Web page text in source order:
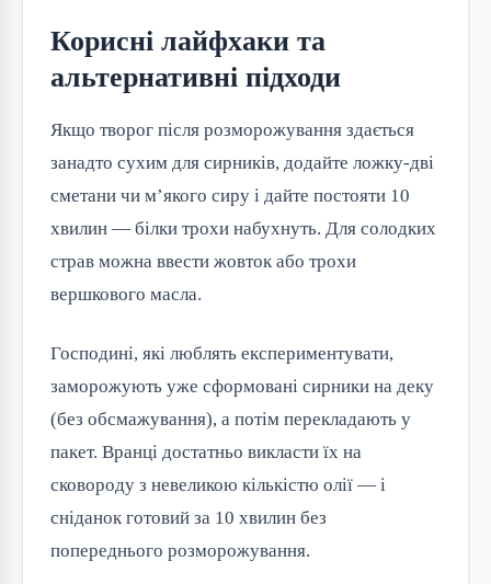
Корисні лайфхаки та
альтернативні підходи
Якщо творог після розморожування здається
занадто сухим для сирників, додайте ложку-дві
сметани чи м’якого сиру і дайте постояти 10
хвилин — білки трохи набухнуть. Для солодких
страв можна ввести жовток або трохи
вершкового масла.
Господині, які люблять експериментувати,
заморожують уже сформовані сирники на деку
(без обсмажування), а потім перекладають у
пакет. Вранці достатньо викласти їх на
сковороду з невеликою кількістю олії — і
сніданок готовий за 10 хвилин без
попереднього розморожування.